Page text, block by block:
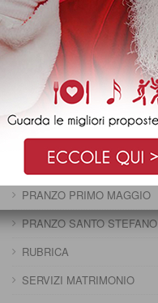
PRANZO DI OGNISSANTI
PRANZO DI PASQUA
PRANZO DI PASQUETTA
PRANZO EPIFANIA
PRANZO IMMACOLATA
PRANZO NATALE
PRANZO PRIMO MAGGIO
PRANZO SANTO STEFANO
RUBRICA
SERVIZI MATRIMONIO